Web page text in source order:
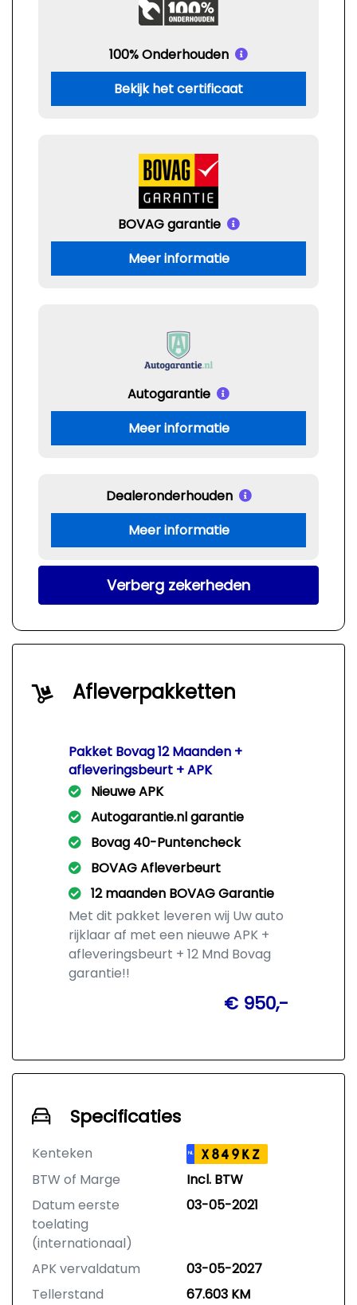
100% Onderhouden
Bekijk het certificaat
BOVAG garantie
Meer informatie
Autogarantie
Meer informatie
Dealeronderhouden
Meer informatie
Verberg zekerheden
Afleverpakketten
Pakket Bovag 12 Maanden +
afleveringsbeurt + APK
Nieuwe APK
Autogarantie.nl garantie
Bovag 40-Puntencheck
BOVAG Afleverbeurt
12 maanden BOVAG Garantie
Met dit pakket leveren wij Uw auto
rijklaar af met een nieuwe APK +
afleveringsbeurt + 12 Mnd Bovag
garantie!!
€ 950,-
Specificaties
Kenteken NL X849KZ
BTW of Marge
Incl. BTW
Datum eerste
toelating
(internationaal)
03-05-2021
APK vervaldatum
03-05-2027
Tellerstand
67.603 KM